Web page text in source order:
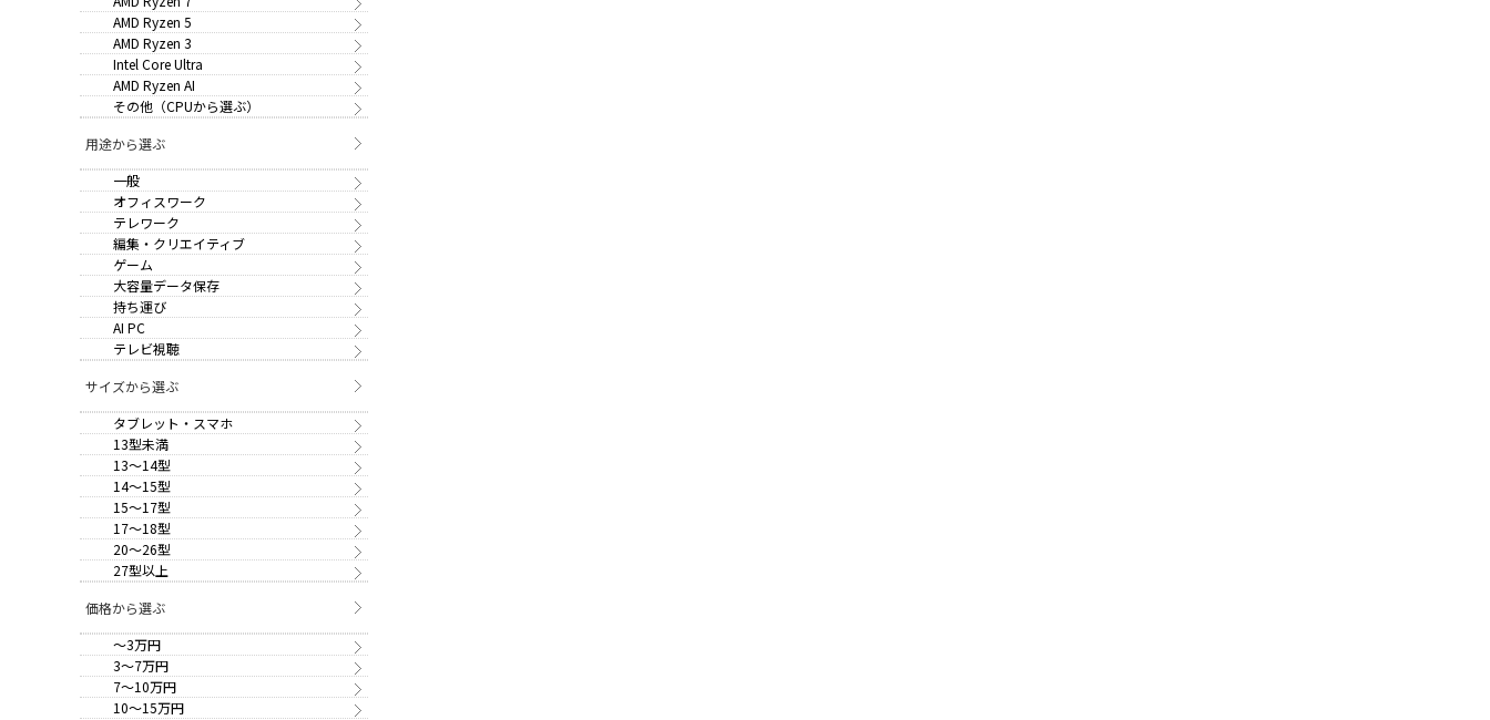
AMD Ryzen 5
AMD Ryzen 3
Intel Core Ultra
AMD Ryzen AI
その他（CPUから選ぶ）
用途から選ぶ
一般
オフィスワーク
テレワーク
編集・クリエイティブ
ゲーム
大容量データ保存
持ち運び
AI PC
テレビ視聴
サイズから選ぶ
タブレット・スマホ
13型未満
13～14型
14～15型
15～17型
17～18型
20～26型
27型以上
価格から選ぶ
～3万円
3～7万円
7～10万円
10～15万円